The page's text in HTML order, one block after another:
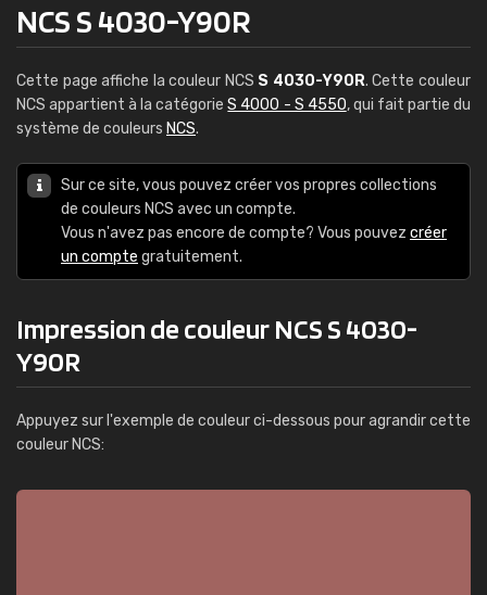
NCS S 4030-Y90R
Cette page affiche la couleur NCS S 4030-Y90R. Cette couleur
NCS appartient à la catégorieS 4000 - S 4550, qui fait partie du
système de couleurs NCS.
Sur ce site, vous pouvez créer vos propres collections
de couleurs NCS avec un compte.
Vous n'avez pas encore de compte? Vous pouvez créer
un compte gratuitement.
Impression de couleur NCS S 4030-
Y90R
Appuyez sur l'exemple de couleur ci-dessous pour agrandir cette
couleur NCS: